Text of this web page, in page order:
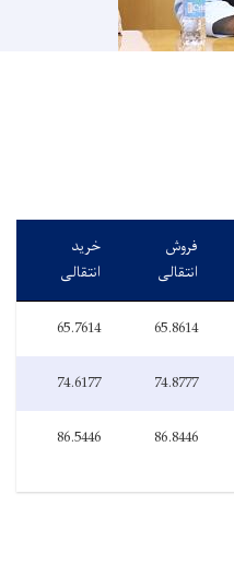
فروش
انتقالی
خرید
انتقالی
65.8614
65.7614
74.8777
74.6177
86.8446
86.5446